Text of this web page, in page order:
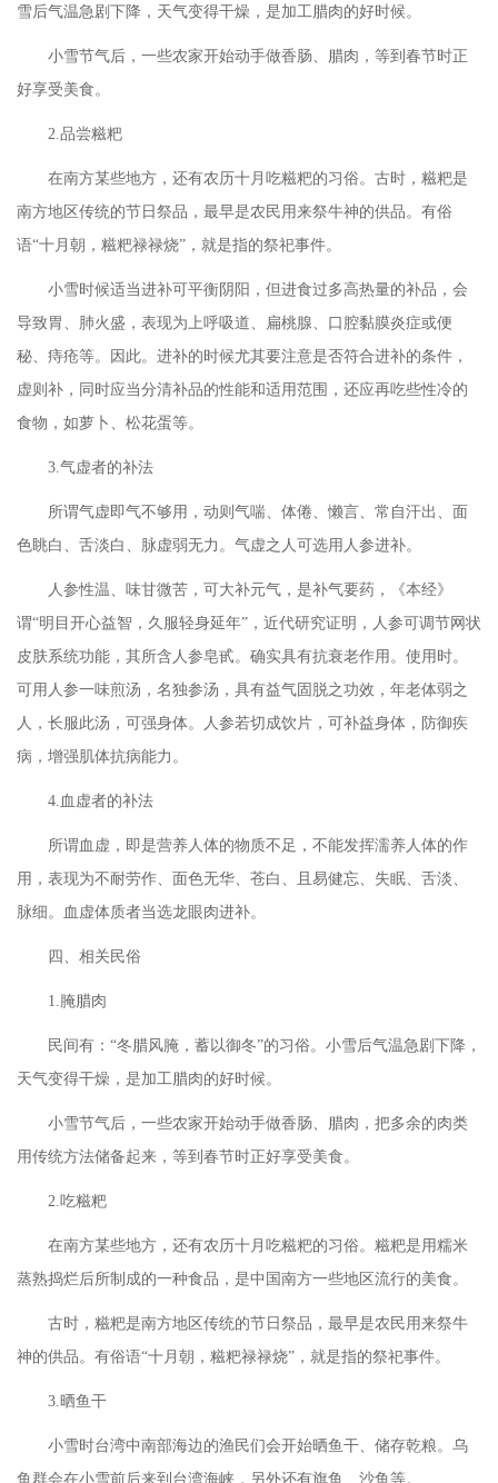
雪后气温急剧下降，天气变得干燥，是加工腊肉的好时候。
小雪节气后，一些农家开始动手做香肠、腊肉，等到春节时正
好享受美食。
2.品尝糍粑
在南方某些地方，还有农历十月吃糍粑的习俗。古时，糍粑是
南方地区传统的节日祭品，最早是农民用来祭牛神的供品。有俗
语“十月朝，糍粑禄禄烧”，就是指的祭祀事件。
小雪时候适当进补可平衡阴阳，但进食过多高热量的补品，会
导致胃、肺火盛，表现为上呼吸道、扁桃腺、口腔黏膜炎症或便
秘、痔疮等。因此。进补的时候尤其要注意是否符合进补的条件，
虚则补，同时应当分清补品的性能和适用范围，还应再吃些性冷的
食物，如萝卜、松花蛋等。
3.气虚者的补法
所谓气虚即气不够用，动则气喘、体倦、懒言、常自汗出、面
色眺白、舌淡白、脉虚弱无力。气虚之人可选用人参进补。
人参性温、味甘微苦，可大补元气，是补气要药，《本经》
谓“明目开心益智，久服轻身延年”，近代研究证明，人参可调节网状
皮肤系统功能，其所含人参皂甙。确实具有抗衰老作用。使用时。
可用人参一味煎汤，名独参汤，具有益气固脱之功效，年老体弱之
人，长服此汤，可强身体。人参若切成饮片，可补益身体，防御疾
病，增强肌体抗病能力。
4.血虚者的补法
所谓血虚，即是营养人体的物质不足，不能发挥濡养人体的作
用，表现为不耐劳作、面色无华、苍白、且易健忘、失眠、舌淡、
脉细。血虚体质者当选龙眼肉进补。
四、相关民俗
1.腌腊肉
民间有： “冬腊风腌，蓄以御冬”的习俗。小雪后气温急剧下降，
天气变得干燥，是加工腊肉的好时候。
小雪节气后，一些农家开始动手做香肠、腊肉，把多余的肉类
用传统方法储备起来，等到春节时正好享受美食。
2.吃糍粑
在南方某些地方，还有农历十月吃糍粑的习俗。糍粑是用糯米
蒸熟捣烂后所制成的一种食品，是中国南方一些地区流行的美食。
古时，糍粑是南方地区传统的节日祭品，最早是农民用来祭牛
神的供品。有俗语“十月朝，糍粑禄禄烧”，就是指的祭祀事件。
3.晒鱼干
小雪时台湾中南部海边的渔民们会开始晒鱼干、储存乾粮。乌
鱼群会在小雪前后来到台湾海峡，另外还有旗鱼、沙鱼等。